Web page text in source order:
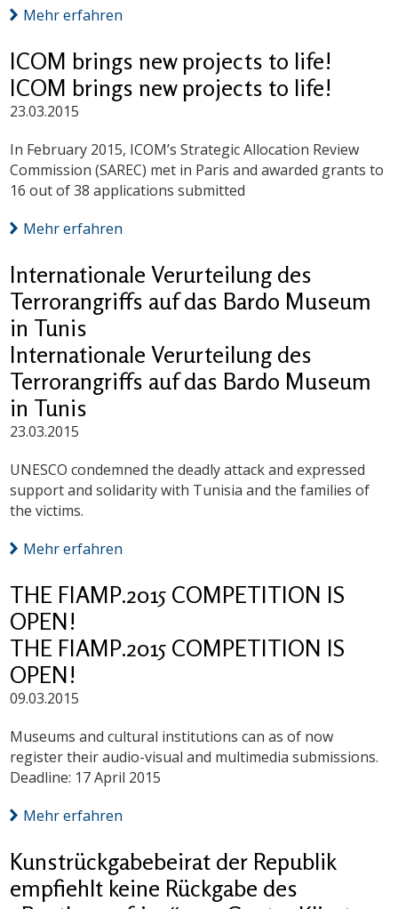
Mehr erfahren
ICOM brings new projects to life!
ICOM brings new projects to life!
23.03.2015
In February 2015, ICOM’s Strategic Allocation Review
Commission (SAREC) met in Paris and awarded grants to
16 out of 38 applications submitted
Mehr erfahren
Internationale Verurteilung des
Terrorangriffs auf das Bardo Museum
in Tunis
Internationale Verurteilung des
Terrorangriffs auf das Bardo Museum
in Tunis
23.03.2015
UNESCO condemned the deadly attack and expressed
support and solidarity with Tunisia and the families of
the victims.
Mehr erfahren
THE FIAMP.2015 COMPETITION IS
OPEN!
THE FIAMP.2015 COMPETITION IS
OPEN!
09.03.2015
Museums and cultural institutions can as of now
register their audio-visual and multimedia submissions.
Deadline: 17 April 2015
Mehr erfahren
Kunstrückgabebeirat der Republik
empfiehlt keine Rückgabe des